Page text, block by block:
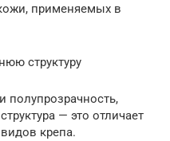
применяемых в
структуру
— это отличает
крепа.